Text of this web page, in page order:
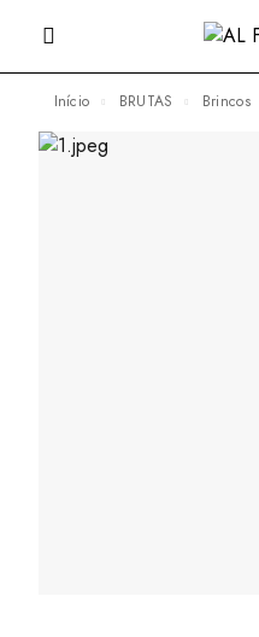
Início BRUTAS Brincos